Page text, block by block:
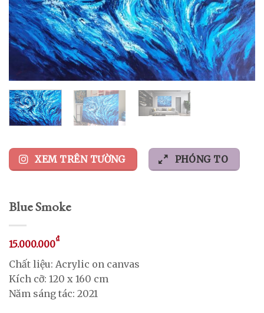
XEM TRÊN TƯỜNG PHÓNG TO
Blue Smoke
15.000.000₫
Chất liệu: Acrylic on canvas
Kích cỡ: 120 x 160 cm
Năm sáng tác: 2021